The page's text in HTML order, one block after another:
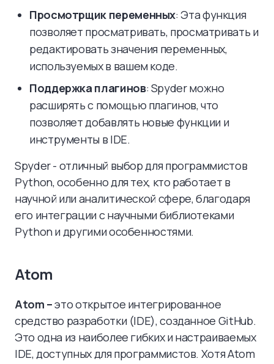
Просмотрщик переменных: Эта функция
позволяет просматривать, просматривать и
редактировать значения переменных,
используемых в вашем коде.
Поддержка плагинов: Spyder можно
расширять с помощью плагинов, что
позволяет добавлять новые функции и
инструменты в IDE.
Spyder - отличный выбор для программистов
Python, особенно для тех, кто работает в
научной или аналитической сфере, благодаря
его интеграции с научными библиотеками
Python и другими особенностями.
Atom
Atom –это открытое интегрированное
средство разработки (IDE), созданное GitHub.
Это одна из наиболее гибких и настраиваемых
IDE, доступных для программистов. Хотя Atom